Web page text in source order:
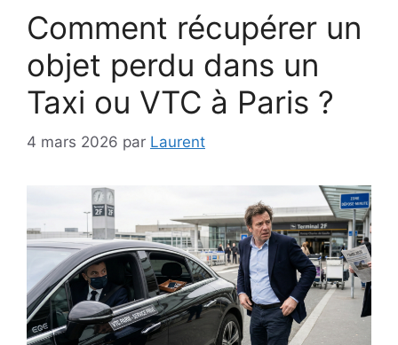
Comment récupérer un
objet perdu dans un
Taxi ou VTC à Paris ?
4 mars 2026 par Laurent